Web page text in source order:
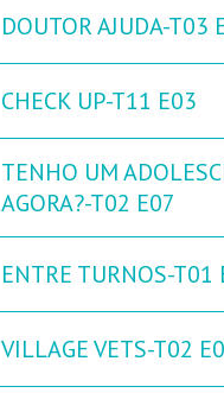
DOUTOR AJUDA-T03
CHECK UP-T11 E03
TENHO UM
AGORA?-T02 E07
ENTRE TURNOS-T01
VILLAGE VETS-T02